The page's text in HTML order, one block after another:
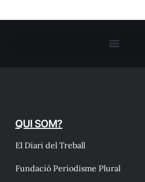
QUI SOM?
El Diari del Treball
Fundació Periodisme Plural